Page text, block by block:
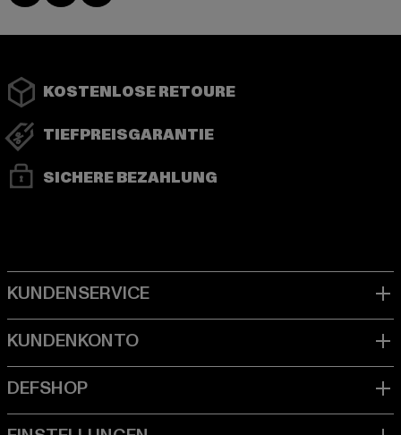
KOSTENLOSE RETOURE
TIEFPREISGARANTIE
SICHERE BEZAHLUNG